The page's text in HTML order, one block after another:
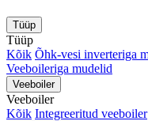
Tüüp
Tüüp
Kõik Õhk-vesi inverteriga
Veeboileriga mudelid
Veeboiler
Veeboiler
Kõik Integreeritud veeboiler